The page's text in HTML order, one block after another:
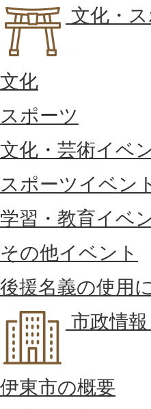
文化・
文化
スポーツ
文化・芸術イベ
スポーツイベン
学習・教育イベ
その他イベント
後援名義の使用
市政情報
伊東市の概要